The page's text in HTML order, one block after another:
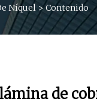
Níquel >Contenido
de